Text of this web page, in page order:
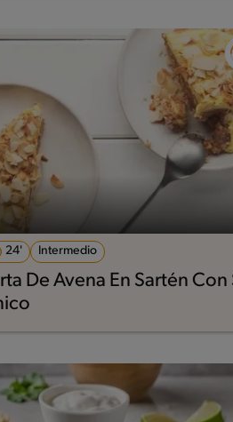
24' Intermedio
De Avena En Sartén